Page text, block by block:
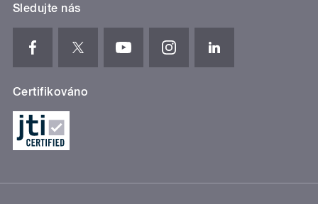
Sledujte nás
Certifikováno